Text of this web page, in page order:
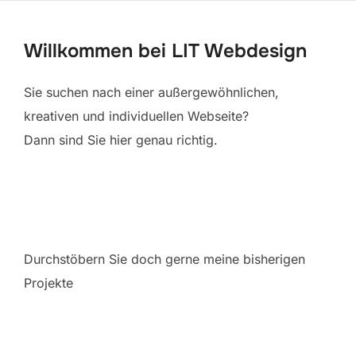
Willkommen bei LIT Webdesign
Sie suchen nach einer außergewöhnlichen,
kreativen und individuellen Webseite?
Dann sind Sie hier genau richtig.
Durchstöbern Sie doch gerne meine bisherigen
Projekte